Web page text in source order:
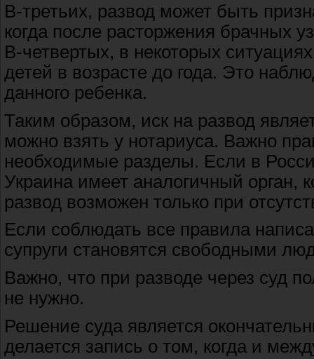
В-третьих, развод может быть
когда после расторжения брачных
В-четвертых, в некоторых
детей в возрасте до года. Это
данного ребенка.
Таким образом, иск на развод
можно взять у нотариуса. Важно
необходимые разделы. Если в
Украина имеет аналогичный
развод возможен только при
Если соблюдать все правила
супруги становятся свободными
Важно, что при разводе через суд
не нужно.
Решение суда является
делается запись о том, когда и